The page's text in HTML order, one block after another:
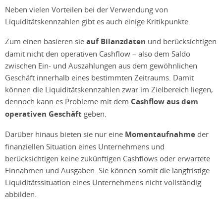
Neben vielen Vorteilen bei der Verwendung von
Liquiditätskennzahlen gibt es auch einige Kritikpunkte.
Zum einen basieren sie auf Bilanzdaten und berücksichtigen
damit nicht den operativen Cashflow – also dem Saldo
zwischen Ein- und Auszahlungen aus dem gewöhnlichen
Geschäft innerhalb eines bestimmten Zeitraums. Damit
können die Liquiditätskennzahlen zwar im Zielbereich liegen,
dennoch kann es Probleme mit dem Cashflow aus dem
operativen Geschäft geben.
Darüber hinaus bieten sie nur eine Momentaufnahme der
finanziellen Situation eines Unternehmens und
berücksichtigen keine zukünftigen Cashflows oder erwartete
Einnahmen und Ausgaben. Sie können somit die langfristige
Liquiditätssituation eines Unternehmens nicht vollständig
abbilden.